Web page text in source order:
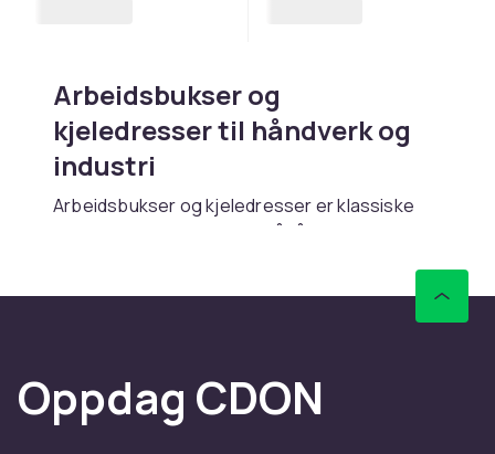
Arbeidsbukser og
kjeledresser til håndverk og
industri
Arbeidsbukser og kjeledresser er klassiske
arbeidsplagg designet for å tåle tøffe
Heloveraller gir komplett kroppsbeskyttelse i
ett plagg. Todelte sett med jakke og bukse gir
Oppdag CDON